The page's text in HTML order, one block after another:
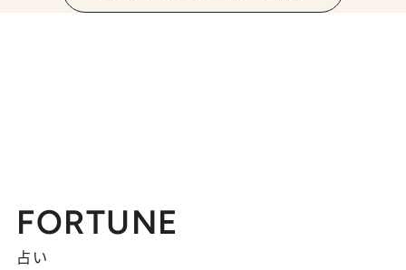
FORTUNE
占い